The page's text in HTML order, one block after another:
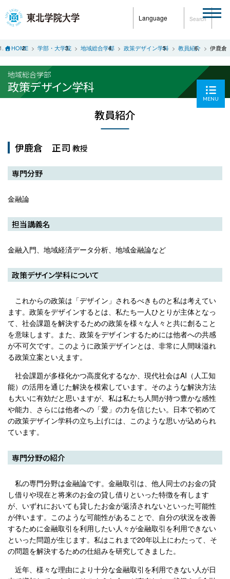
Language Search
HOME 学部・大学院 地域総合学部 政策デザイン学科 教員紹介 伊鹿
地域総合学部
政策デザイン学科
MENU
教員紹介
伊鹿倉 正司 教授
専門分野
金融論
担当講義名
金融入門、地域経済データ分析、地域金融論など
政策デザイン学科について
これからの政策は「デザイン」されるべきものと私は考えてい
ます。政策をデザインするとは、私たち一人ひとりが主体となっ
て、社会課題を解決するための政策を様々な人々と共に創ること
を意味します。また、政策をデザインするためには他者への共感
が不可欠です。このように政策デザインとは、非常に人間味溢れ
る政策立案といえます。
社会課題が多様化かつ高度化するなか、現代社会はAI（人工知
能）の活用を通じた解決を模索しています。そのような解決方法
も大いに有効だと思いますが、私は私たち人間が持つ豊かな感性
や能力、さらには他者への「愛」の力を信じたい。日本で初めて
の政策デザイン学科の立ち上げには、このような思いが込められ
ています。
専門分野の紹介
私の専門分野は金融論です。金融取引は、他人同士のお金の貸
し借りや現在と将来のお金の貸し借りといった特徴を有します
が、いずれにおいても貸したお金が返済されないといった可能性
が伴います。このような可能性があることで、自分の状況を改善
するために金融取引を利用したい人々が金融取引を利用できない
といった問題が生じます。私はこれまで20年以上にわたって、そ
の問題を解決するための仕組みを研究してきました。
近年、様々な理由により十分な金融取引を利用できない人が日